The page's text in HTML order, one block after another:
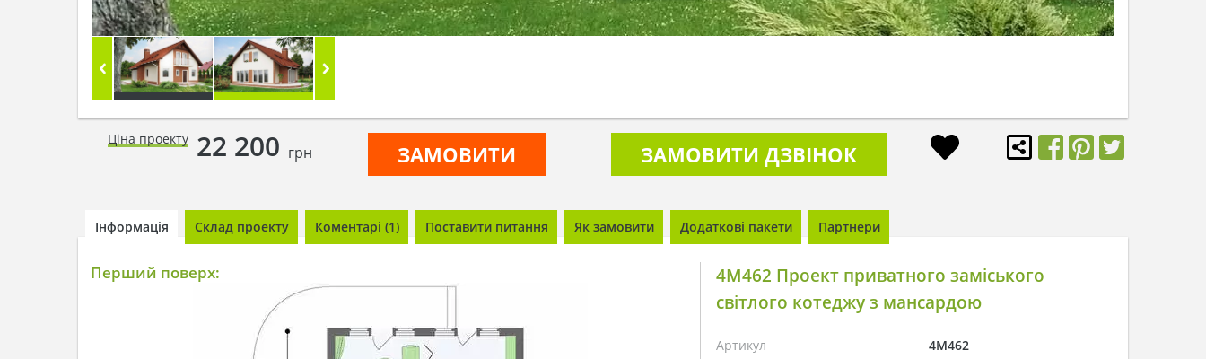
Ціна проекту 22 200 грн ЗАМОВИТИ ЗАМОВИТИ ДЗВІНОК
Інформація Склад проекту Коментарі (1) Поставити питання Як замовити Додаткові пакети Партнери
Перший поверх:
4M462 Проект приватного заміського
світлого котеджу з мансардою
Артикул
4M462